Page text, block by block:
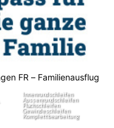
FR – Familienausflug